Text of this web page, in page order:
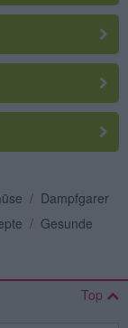
/ Dampfgarer
/ Gesunde
Top